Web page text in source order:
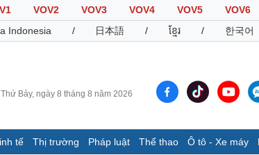
VOV2 VOV3 VOV4 VOV5 VOV6
Indonesia / 日本語 / ខ្មែរ / 한국어
Thứ Bảy, ngày 8 tháng 8 năm 2026
tế Thị trường Pháp luật Thể thao Ô tô - Xe máy